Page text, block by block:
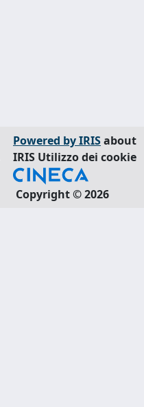
Powered by IRISabout
IRIS Utilizzo dei cookie
Copyright © 2026